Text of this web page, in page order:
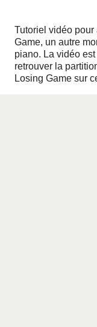
Tutoriel vidéo
Game, un autre
piano. La vidéo
retrouver la
Losing Game sur